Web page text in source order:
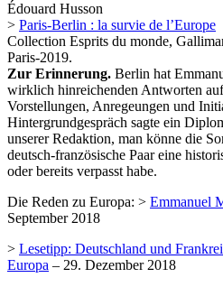
Édouard Husson
> Paris-Berlin : la survie de l’Europe
Collection Esprits du monde,
Paris-2019.
Zur Erinnerung. Berlin hat
wirklich hinreichenden Antworten
Vorstellungen, Anregeungen und
Hintergrundgespräch sagte ein
unserer Redaktion, man könne die
deutsch-französische Paar eine
oder bereits verpasst habe.
Die Reden zu Europa: > Emmanuel
September 2018
> Lesetipp: Deutschland und
Europa – 29. Dezember 2018